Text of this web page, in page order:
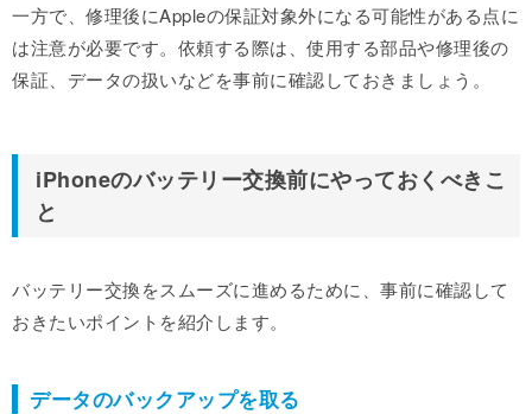
一方で、修理後にAppleの保証対象外になる可能性がある点に
は注意が必要です。依頼する際は、使用する部品や修理後の
保証、データの扱いなどを事前に確認しておきましょう。
iPhoneのバッテリー交換前にやっておくべきこ
と
バッテリー交換をスムーズに進めるために、事前に確認して
おきたいポイントを紹介します。
データのバックアップを取る